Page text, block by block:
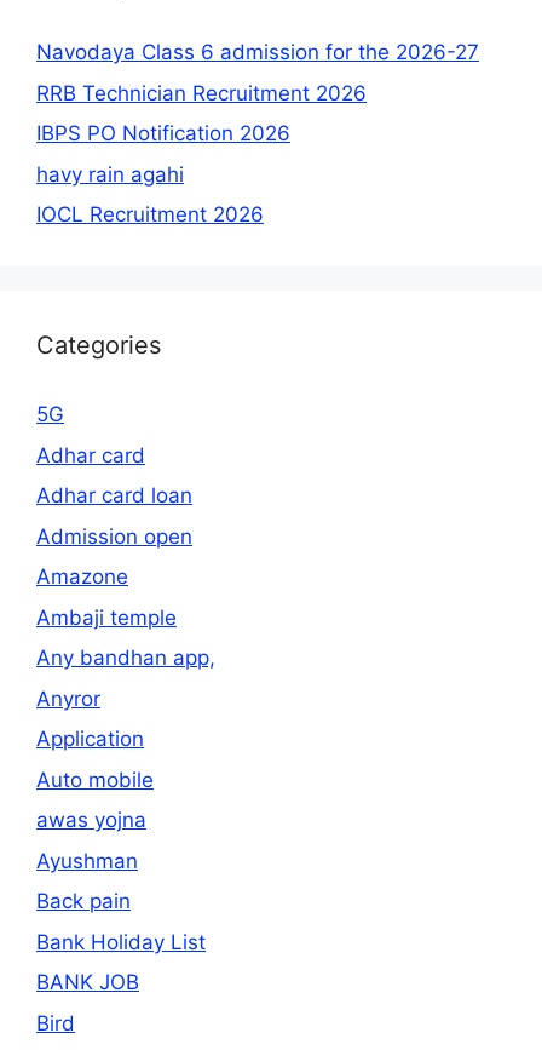
Navodaya Class 6 admission for the 2026-27
RRB Technician Recruitment 2026
IBPS PO Notification 2026
havy rain agahi
IOCL Recruitment 2026
Categories
5G
Adhar card
Adhar card loan
Admission open
Amazone
Ambaji temple
Any bandhan app,
Anyror
Application
Auto mobile
awas yojna
Ayushman
Back pain
Bank Holiday List
BANK JOB
Bird